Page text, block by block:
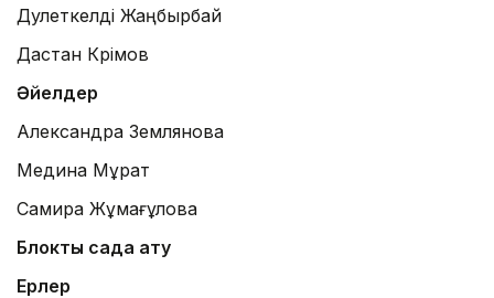
Дәулеткелді Жаңбырбай
Дастан Кәрімов
Әйелдер
Александра Землянова
Медина Мұрат
Самира Жұмағұлова
Блоктық садақ ату
Ерлер